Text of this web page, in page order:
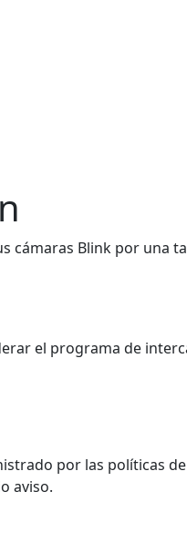
cámaras Blink por
el programa de
por las políticas
aviso.